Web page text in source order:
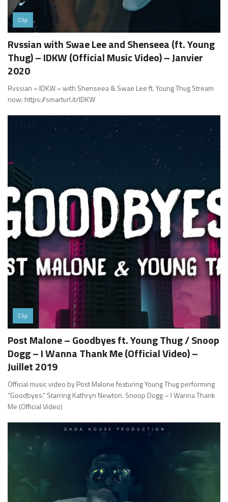
Clip
Rvssian with Swae Lee and Shenseea (ft. Young
Thug) – IDKW (Official Music Video) – Janvier
2020
Rvssian « IDKW » with Shenseea & Swae Lee ft. Young Thug Stream
now: https://smarturl.it/IDKW
Clip
Post Malone – Goodbyes ft. Young Thug / Snoop
Dogg – I Wanna Thank Me (Official Video) –
Juillet 2019
Official music video by Post Malone featuring Young Thug performing
“Goodbyes.” Starring Kathryn Newton. Snoop Dogg – I Wanna Thank
Me (Official Video)